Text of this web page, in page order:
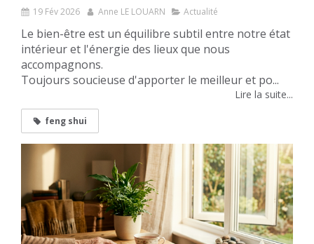
19 Fév 2026 Anne LE LOUARN Actualité
Le bien-être est un équilibre subtil entre notre état
intérieur et l'énergie des lieux que nous
accompagnons.
Toujours soucieuse d'apporter le meilleur et po...
Lire la suite...
feng shui